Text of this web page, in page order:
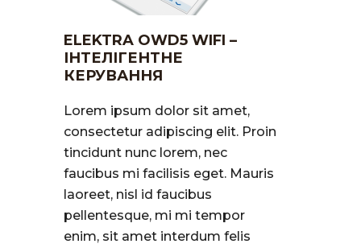
ELEKTRA OWD5 WIFI –
ІНТЕЛІГЕНТНЕ
КЕРУВАННЯ
Lorem ipsum dolor sit amet,
consectetur adipiscing elit. Proin
tincidunt nunc lorem, nec
faucibus mi facilisis eget. Mauris
laoreet, nisl id faucibus
pellentesque, mi mi tempor
enim, sit amet interdum felis